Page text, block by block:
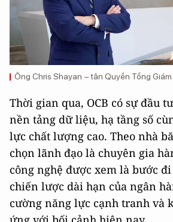
Ông Chris Shayan – tân Quyền Tổng
Thời gian qua, OCB có sự đầu
nền tảng dữ liệu, hạ tầng số
lực chất lượng cao. Theo nhà
chọn lãnh đạo là chuyên gia
công nghệ được xem là bước
chiến lược dài hạn của ngân
cường năng lực cạnh tranh và